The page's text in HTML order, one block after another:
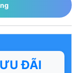
ĐÃI